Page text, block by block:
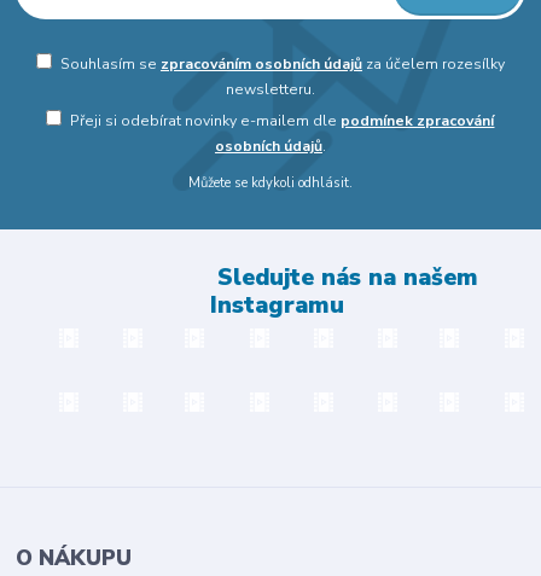
Souhlasím se zpracováním osobních údajůza účelem rozesílky
newsletteru.
Přeji si odebírat novinky e-mailem dle podmínek zpracování
osobních údajů.
Můžete se kdykoli odhlásit.
Sledujte nás na našem
Instagramu
O NÁKUPU